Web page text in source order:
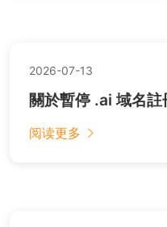
2026-07-13
關於暫停 .ai 域名
阅读更多